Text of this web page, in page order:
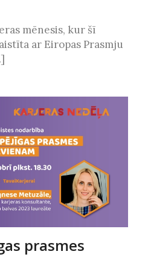
mēnesis, kur šī
ar Eiropas Prasmju
prasmes